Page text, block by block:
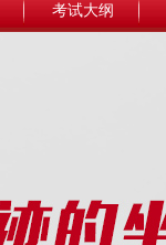
考试大纲